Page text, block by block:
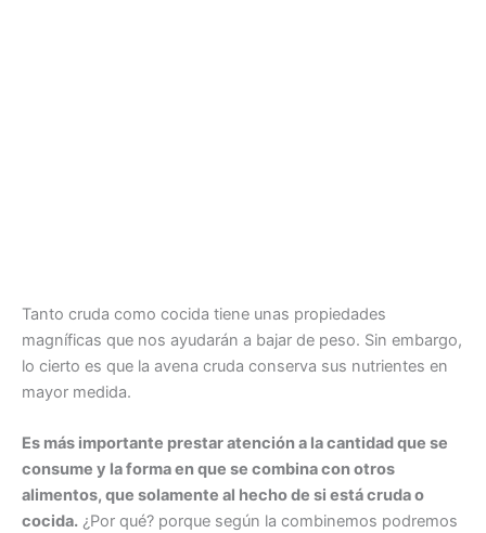
Tanto cruda como cocida tiene unas propiedades
magníficas que nos ayudarán a bajar de peso. Sin embargo,
lo cierto es que la avena cruda conserva sus nutrientes en
mayor medida.
Es más importante prestar atención a la cantidad que se
consume y la forma en que se combina con otros
alimentos, que solamente al hecho de si está cruda o
cocida. ¿Por qué? porque según la combinemos podremos